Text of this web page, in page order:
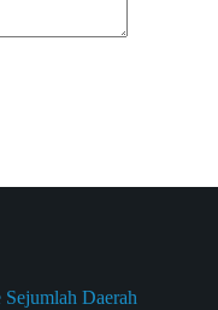
Daerah